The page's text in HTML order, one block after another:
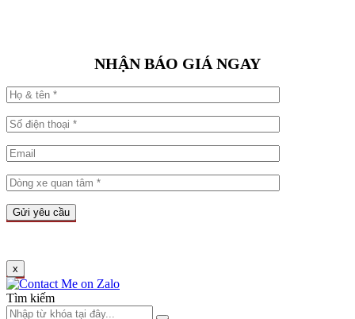
NHẬN BÁO GIÁ NGAY
x
Tìm kiếm